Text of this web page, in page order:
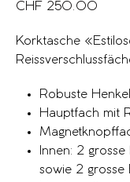
CHF 250.00
Korktasche
Robuste
Hauptfach mit
Innen: 2
sowie 2 grosse